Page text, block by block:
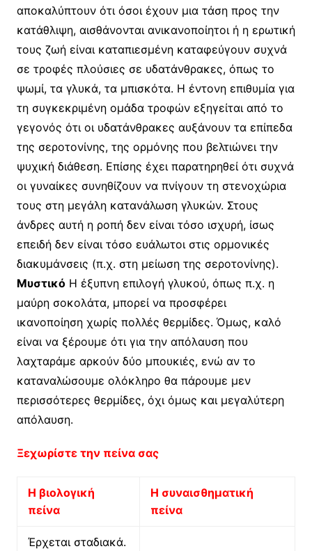
αποκαλύπτουν ότι όσοι έχουν μια τάση προς την
κατάθλιψη, αισθάνονται ανικανοποίητοι ή η ερωτική
τους ζωή είναι καταπιεσμένη καταφεύγουν συχνά
σε τροφές πλούσιες σε υδατάνθρακες, όπως το
ψωμί, τα γλυκά, τα μπισκότα. Η έντονη επιθυμία για
τη συγκεκριμένη ομάδα τροφών εξηγείται από το
γεγονός ότι οι υδατάνθρακες αυξάνουν τα επίπεδα
της σεροτονίνης, της ορμόνης που βελτιώνει την
ψυχική διάθεση. Επίσης έχει παρατηρηθεί ότι συχνά
οι γυναίκες συνηθίζουν να πνίγουν τη στενοχώρια
τους στη μεγάλη κατανάλωση γλυκών. Στους
άνδρες αυτή η ροπή δεν είναι τόσο ισχυρή, ίσως
επειδή δεν είναι τόσο ευάλωτοι στις ορμονικές
διακυμάνσεις (π.χ. στη μείωση της σεροτονίνης).
ΜυστικόΗ έξυπνη επιλογή γλυκού, όπως π.χ. η
μαύρη σοκολάτα, μπορεί να προσφέρει
ικανοποίηση χωρίς πολλές θερμίδες. Όμως, καλό
είναι να ξέρουμε ότι για την απόλαυση που
λαχταράμε αρκούν δύο μπουκιές, ενώ αν το
καταναλώσουμε ολόκληρο θα πάρουμε μεν
περισσότερες θερμίδες, όχι όμως και μεγαλύτερη
απόλαυση.
Ξεχωρίστε την πείνα σας
Η βιολογική
πείνα
Η συναισθηματική
πείνα
Έρχεται σταδιακά.